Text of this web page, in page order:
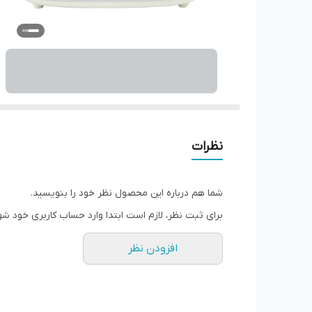
نظرات
شما هم درباره این محصول نظر خود را بنویسید.
برای ثبت نظر، لازم است ابتدا وارد حساب کاربری خود
افزودن نظر